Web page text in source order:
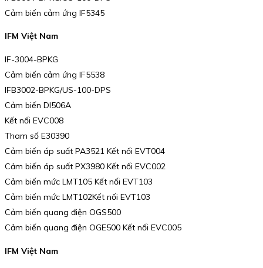
Cảm biến cảm ứng IF5345
IFM Việt Nam
IF-3004-BPKG
Cảm biến cảm ứng IF5538
IFB3002-BPKG/US-100-DPS
Cảm biến DI506A
Kết nối EVC008
Tham số E30390
Cảm biến áp suất PA3521 Kết nối EVT004
Cảm biến áp suất PX3980 Kết nối EVC002
Cảm biến mức LMT105 Kết nối EVT103
Cảm biến mức LMT102Kết nối EVT103
Cảm biến quang điện OGS500
Cảm biến quang điện OGE500 Kết nối EVC005
IFM Việt Nam